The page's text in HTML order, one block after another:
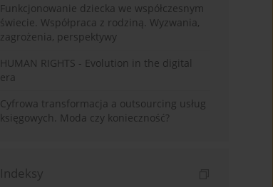
Funkcjonowanie dziecka we współczesnym
świecie. Współpraca z rodziną. Wyzwania,
zagrożenia, perspektywy
HUMAN RIGHTS - Evolution in the digital
era
Cyfrowa transformacja a outsourcing usług
księgowych. Moda czy konieczność?
Indeksy